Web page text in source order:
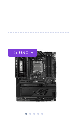
+5 030 Б